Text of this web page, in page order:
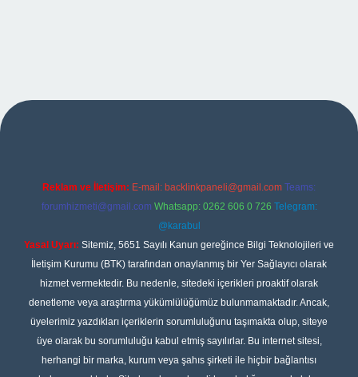
Reklam ve İletişim: E-mail: backlinkpaneli@gmail.com Teams:
forumhizmeti@gmail.com Whatsapp: 0262 606 0 726 Telegram:
@karabul
Yasal Uyarı: Sitemiz, 5651 Sayılı Kanun gereğince Bilgi Teknolojileri ve
İletişim Kurumu (BTK) tarafından onaylanmış bir Yer Sağlayıcı olarak
hizmet vermektedir. Bu nedenle, sitedeki içerikleri proaktif olarak
denetleme veya araştırma yükümlülüğümüz bulunmamaktadır. Ancak,
üyelerimiz yazdıkları içeriklerin sorumluluğunu taşımakta olup, siteye
üye olarak bu sorumluluğu kabul etmiş sayılırlar. Bu internet sitesi,
herhangi bir marka, kurum veya şahıs şirketi ile hiçbir bağlantısı